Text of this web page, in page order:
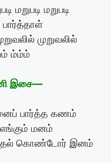
மறுபடி மறுபடி
பார்த்தாள்
முறுவலில்
ம்ம்ம்
இசை—
பார்த்த கணம்
மனம்
கொண்டோர் இனம்